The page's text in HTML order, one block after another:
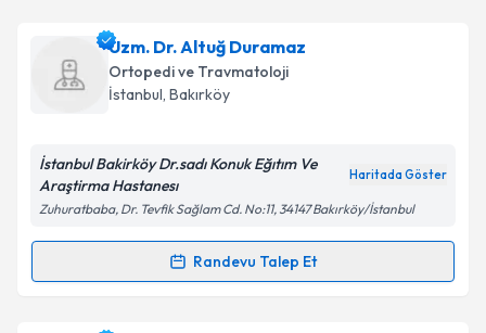
Dr. Öğr. Üyesi Muhammet Salih
takvimi talebi oluşturun. Size bu uzmandan randevu
almanız için bir takvim hazırlandığında e-posta ile
Kişisel verilerimin işlenmesine ilişkin
Metni'ni okudum ve kişisel verilerimin belirtilen
Uzm. Dr. Altuğ Duramaz
Ortopedi ve Travmatoloji
İstanbul, Bakırköy
İstanbul Bakirköy Dr.sadı Konuk Eğıtım Ve
Araştirma Hastanesı
Haritada Göster
Zuhuratbaba, Dr. Tevfik Sağlam Cd. No:11, 34147 Bakırköy/İstanbul
Randevu Talep Et
Randevu Takvimi Talebi